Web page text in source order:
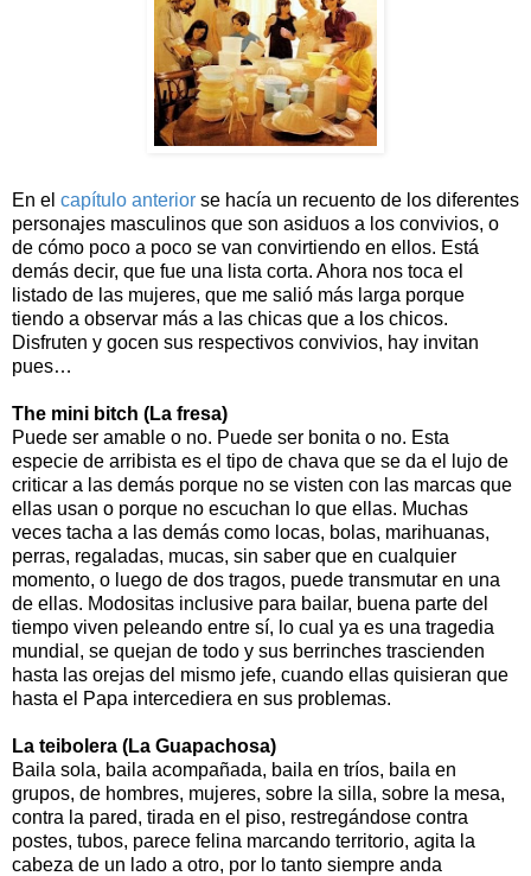
En el capítulo anterior se hacía un recuento de los diferentes
personajes masculinos que son asiduos a los convivios, o
de cómo poco a poco se van convirtiendo en ellos. Está
demás decir, que fue una lista corta. Ahora nos toca el
listado de las mujeres, que me salió más larga porque
tiendo a observar más a las chicas que a los chicos.
Disfruten y gocen sus respectivos convivios, hay invitan
pues…
The mini bitch (La fresa)
Puede ser amable o no. Puede ser bonita o no. Esta
especie de arribista es el tipo de chava que se da el lujo de
criticar a las demás porque no se visten con las marcas que
ellas usan o porque no escuchan lo que ellas. Muchas
veces tacha a las demás como locas, bolas, marihuanas,
perras, regaladas, mucas, sin saber que en cualquier
momento, o luego de dos tragos, puede transmutar en una
de ellas. Modositas inclusive para bailar, buena parte del
tiempo viven peleando entre sí, lo cual ya es una tragedia
mundial, se quejan de todo y sus berrinches trascienden
hasta las orejas del mismo jefe, cuando ellas quisieran que
hasta el Papa intercediera en sus problemas.
La teibolera (La Guapachosa)
Baila sola, baila acompañada, baila en tríos, baila en
grupos, de hombres, mujeres, sobre la silla, sobre la mesa,
contra la pared, tirada en el piso, restregándose contra
postes, tubos, parece felina marcando territorio, agita la
cabeza de un lado a otro, por lo tanto siempre anda